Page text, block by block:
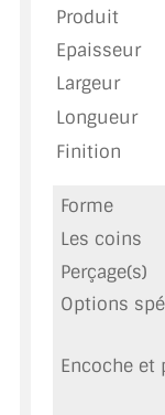
GUIDE :
AMBIANCE
MIROIR SUR
MIROIR VIEILLI
MIROIR
LOTS DE
Produit
Epaisseur
Largeur
Longueur
Finition
Forme
Les coins
Perçage(s)
Options
Encoche et